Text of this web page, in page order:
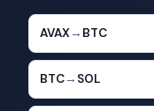
AVAX→ BTC
BTC→ SOL